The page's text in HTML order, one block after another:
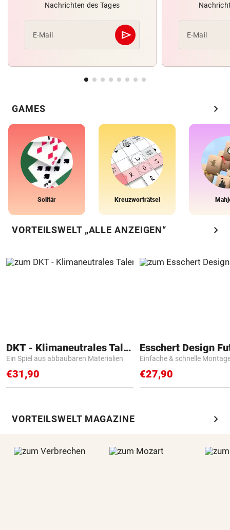
Nachrichten des Tages
E-Mail send
Abschicken E-Mail
GAMES chevron_right
Solitär Kreuzworträtsel
VORTEILSWELT „ALLE ANZEIGEN“ chevron_right
DKT - Klimaneutrales Talent
Ein Spiel aus abbaubaren Materialien
€31,90
Einfache & schnelle
€27,90
VORTEILSWELT MAGAZINE chevron_right